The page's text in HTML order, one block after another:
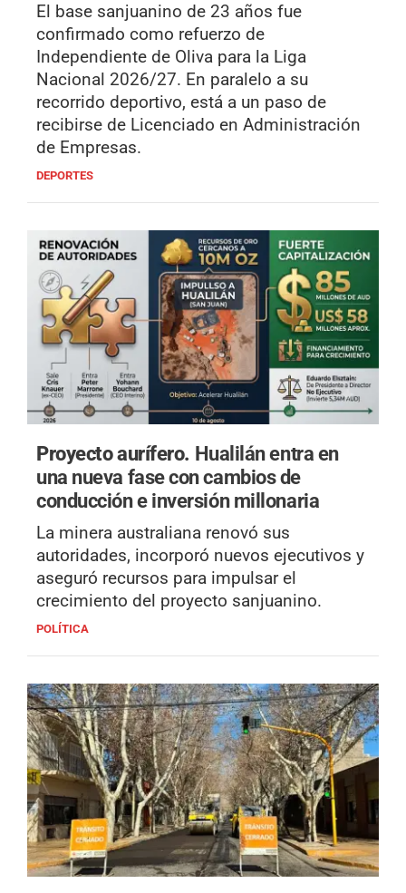
El base sanjuanino de 23 años fue
confirmado como refuerzo de
Independiente de Oliva para la Liga
Nacional 2026/27. En paralelo a su
recorrido deportivo, está a un paso de
recibirse de Licenciado en Administración
de Empresas.
DEPORTES
Proyecto aurífero. Hualilán entra en
una nueva fase con cambios de
conducción e inversión millonaria
La minera australiana renovó sus
autoridades, incorporó nuevos ejecutivos y
aseguró recursos para impulsar el
crecimiento del proyecto sanjuanino.
POLÍTICA